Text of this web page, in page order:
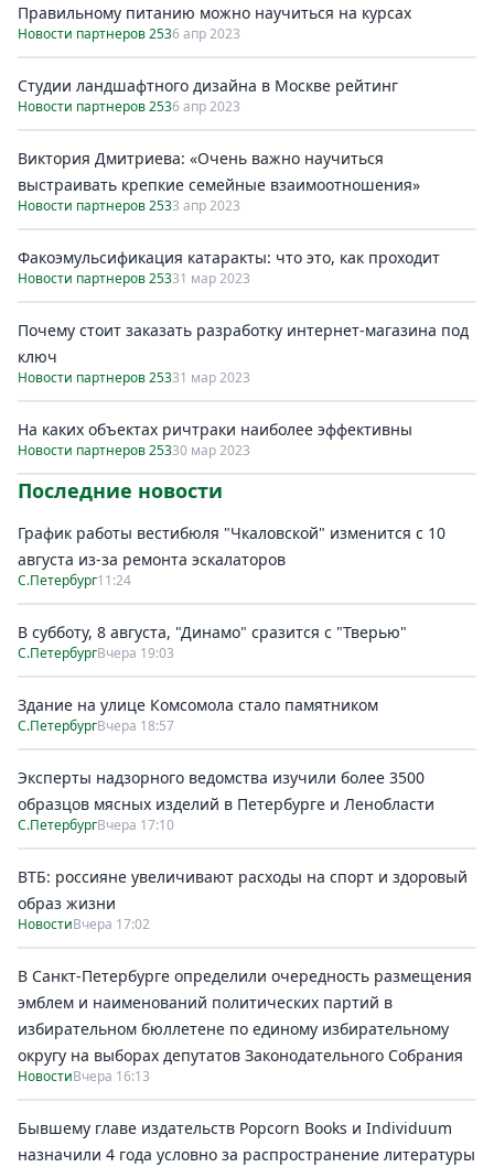
Правильному питанию можно научиться на курсах
Новости партнеров 2536 апр 2023
Студии ландшафтного дизайна в Москве рейтинг
Новости партнеров 2536 апр 2023
Виктория Дмитриева: «Очень важно научиться
выстраивать крепкие семейные взаимоотношения»
Новости партнеров 2533 апр 2023
Факоэмульсификация катаракты: что это, как проходит
Новости партнеров 25331 мар 2023
Почему стоит заказать разработку интернет-магазина под
ключ
Новости партнеров 25331 мар 2023
На каких объектах ричтраки наиболее эффективны
Новости партнеров 25330 мар 2023
Последние новости
График работы вестибюля "Чкаловской" изменится с 10
августа из-за ремонта эскалаторов
С.Петербург11:24
В субботу, 8 августа, "Динамо" сразится с "Тверью"
С.ПетербургВчера 19:03
Здание на улице Комсомола стало памятником
С.ПетербургВчера 18:57
Эксперты надзорного ведомства изучили более 3500
образцов мясных изделий в Петербурге и Ленобласти
С.ПетербургВчера 17:10
ВТБ: россияне увеличивают расходы на спорт и здоровый
образ жизни
НовостиВчера 17:02
В Санкт-Петербурге определили очередность размещения
эмблем и наименований политических партий в
избирательном бюллетене по единому избирательному
округу на выборах депутатов Законодательного Собрания
НовостиВчера 16:13
Бывшему главе издательств Popcorn Books и Individuum
назначили 4 года условно за распространение литературы